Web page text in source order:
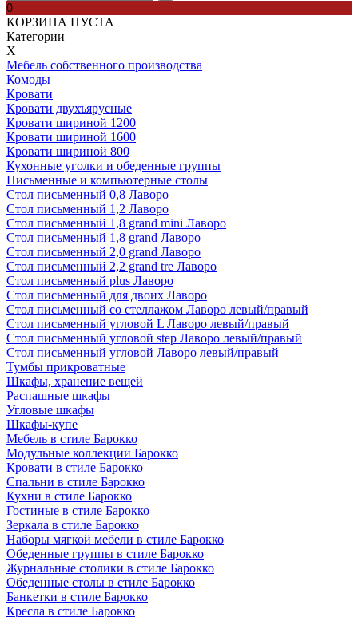
0
КОРЗИНА ПУСТА
Категории
Х
Мебель собственного производства
Комоды
Кровати
Кровати двухъярусные
Кровати шириной 1200
Кровати шириной 1600
Кровати шириной 800
Кухонные уголки и обеденные группы
Письменные и компьютерные столы
Стол письменный 0,8 Лаворо
Стол письменный 1,2 Лаворо
Стол письменный 1,8 grand mini Лаворо
Стол письменный 1,8 grand Лаворо
Стол письменный 2,0 grand Лаворо
Стол письменный 2,2 grand tre Лаворо
Стол письменный plus Лаворо
Стол письменный для двоих Лаворо
Стол письменный со стеллажом Лаворо левый/правый
Стол письменный угловой L Лаворо левый/правый
Стол письменный угловой step Лаворо левый/правый
Стол письменный угловой Лаворо левый/правый
Тумбы прикроватные
Шкафы, хранение вещей
Распашные шкафы
Угловые шкафы
Шкафы-купе
Мебель в стиле Барокко
Модульные коллекции Барокко
Кровати в стиле Барокко
Спальни в стиле Барокко
Кухни в стиле Барокко
Гостиные в стиле Барокко
Зеркала в стиле Барокко
Наборы мягкой мебели в стиле Барокко
Обеденные группы в стиле Барокко
Журнальные столики в стиле Барокко
Обеденные столы в стиле Барокко
Банкетки в стиле Барокко
Кресла в стиле Барокко